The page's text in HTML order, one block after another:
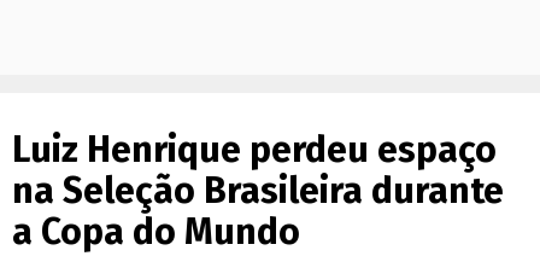
Luiz Henrique perdeu espaço
na Seleção Brasileira durante
a Copa do Mundo